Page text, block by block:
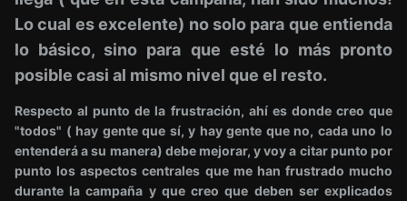
Lo cual es excelente) no solo para que entienda
lo básico, sino para que esté lo más pronto
posible casi al mismo nivel que el resto.
Respecto al punto de la frustración, ahí es donde creo que
"todos" ( hay gente que sí, y hay gente que no, cada uno lo
entenderá a su manera) debe mejorar, y voy a citar punto por
punto los aspectos centrales que me han frustrado mucho
durante la campaña y que creo que deben ser explicados